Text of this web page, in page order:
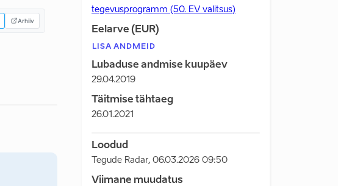
Arhiiv
tegevusprogramm (50. EV valitsus)
Eelarve (EUR)
LISA ANDMEID
Lubaduse andmise kuupäev
29.04.2019
Täitmise tähtaeg
26.01.2021
Loodud
Tegude Radar, 06.03.2026 09:50
Viimane muudatus